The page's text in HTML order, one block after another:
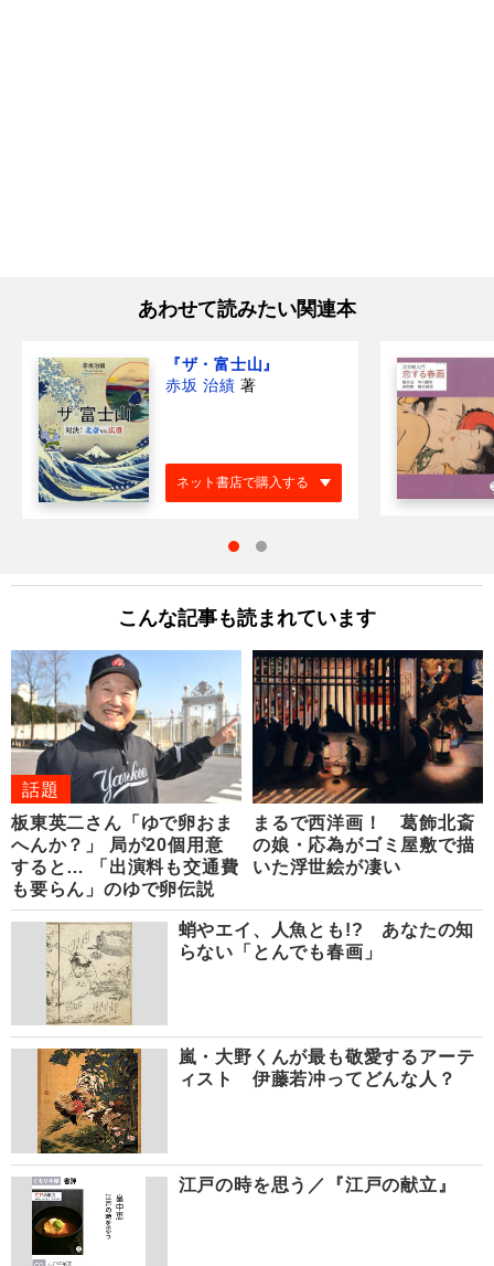
あわせて読みたい関連本
『ザ・富士山』
赤坂 治績 著
ネット書店で購入する
こんな記事も読まれています
話題
板東英二さん「ゆで卵おま
へんか？」 局が20個用意
すると… 「出演料も交通費
も要らん」のゆで卵伝説
まるで西洋画！ 葛飾北斎
の娘・応為がゴミ屋敷で描
いた浮世絵が凄い
蛸やエイ、人魚とも!? あなたの知
らない「とんでも春画」
嵐・大野くんが最も敬愛するアーテ
ィスト 伊藤若冲ってどんな人？
江戸の時を思う／『江戸の献立』